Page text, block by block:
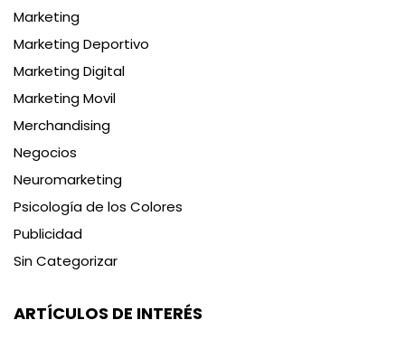
Marketing
Marketing Deportivo
Marketing Digital
Marketing Movil
Merchandising
Negocios
Neuromarketing
Psicología de los Colores
Publicidad
Sin Categorizar
ARTÍCULOS DE INTERÉS